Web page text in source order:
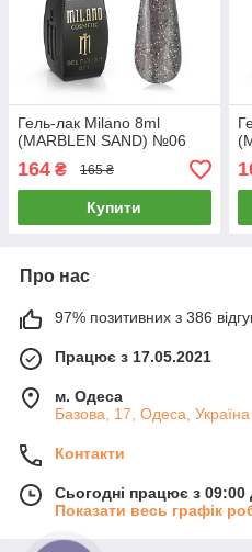
Гель-лак Milano 8ml
(MARBLEN SAND) №06
164 ₴ 165 ₴
Купити
Про нас
97% позитивних з 386
Працює з 17.05.2021
м. Одеса
Базова, 17, Одеса, Україна
Контакти
Сьогодні працює з 09:00
Показати весь графік